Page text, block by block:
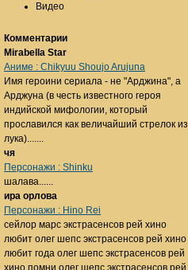
Видео
Комментарии
Mirabella Star
Аниме : Chikyuu Shoujo Arujuna
Имя героини сериала - не "Арджина", а
Арджуна (в честь известного героя
индийской мифологии, который
прославился как величайший стрелок из
лука).......
чя
Персонажи : Shinku
шалава......
ира орлова
Персонажи : Hino Rei
сейлор марс экстрасенсов рей хино
любит олег шепс экстрасенсов рей хино
любит года олег шепс экстрасенсов рей
хино помни олег шепс экстрасенсов рей